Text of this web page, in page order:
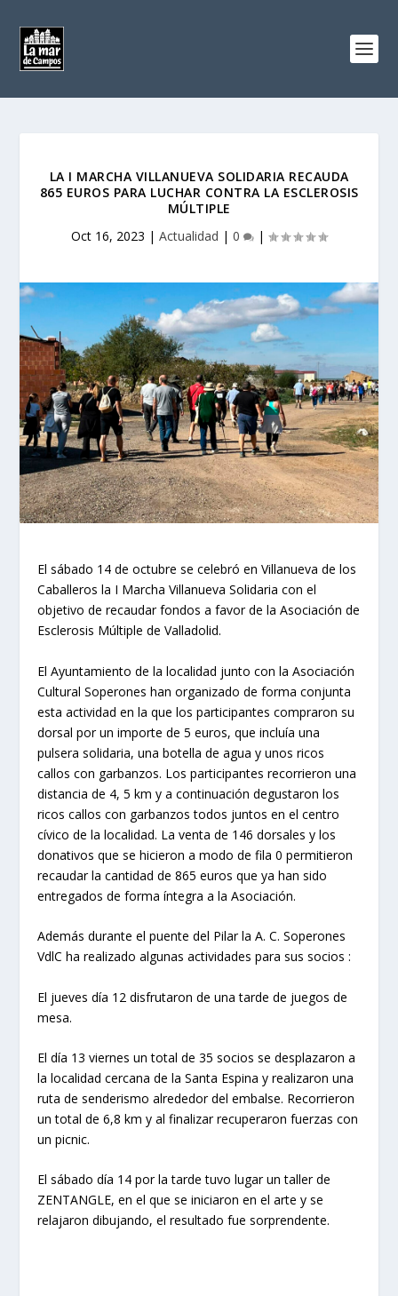
LA I MARCHA VILLANUEVA SOLIDARIA RECAUDA
865 EUROS PARA LUCHAR CONTRA LA ESCLEROSIS
MÚLTIPLE
Oct 16, 2023 | Actualidad | 0 |
El sábado 14 de octubre se celebró en Villanueva de los
Caballeros la I Marcha Villanueva Solidaria con el
objetivo de recaudar fondos a favor de la Asociación de
Esclerosis Múltiple de Valladolid.
El Ayuntamiento de la localidad junto con la Asociación
Cultural Soperones han organizado de forma conjunta
esta actividad en la que los participantes compraron su
dorsal por un importe de 5 euros, que incluía una
pulsera solidaria, una botella de agua y unos ricos
callos con garbanzos. Los participantes recorrieron una
distancia de 4, 5 km y a continuación degustaron los
ricos callos con garbanzos todos juntos en el centro
cívico de la localidad. La venta de 146 dorsales y los
donativos que se hicieron a modo de fila 0 permitieron
recaudar la cantidad de 865 euros que ya han sido
entregados de forma íntegra a la Asociación.
Además durante el puente del Pilar la A. C. Soperones
VdlC ha realizado algunas actividades para sus socios :
El jueves día 12 disfrutaron de una tarde de juegos de
mesa.
El día 13 viernes un total de 35 socios se desplazaron a
la localidad cercana de la Santa Espina y realizaron una
ruta de senderismo alrededor del embalse. Recorrieron
un total de 6,8 km y al finalizar recuperaron fuerzas con
un picnic.
El sábado día 14 por la tarde tuvo lugar un taller de
ZENTANGLE, en el que se iniciaron en el arte y se
relajaron dibujando, el resultado fue sorprendente.